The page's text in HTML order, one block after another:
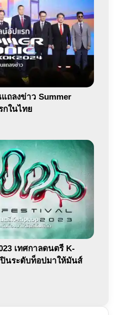
ถลงข่าว Summer
กในไทย
เทศกาลดนตรี K-
นระดับท็อปมาให้มันส์